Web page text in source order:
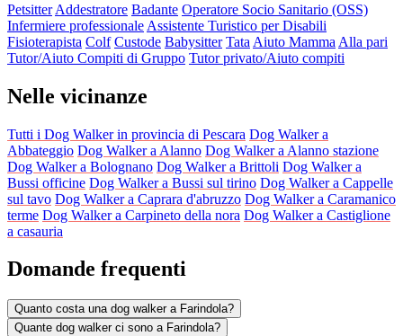
Petsitter Addestratore Badante Operatore Socio Sanitario (OSS)
Infermiere professionale Assistente Turistico per Disabili
Fisioterapista Colf Custode Babysitter Tata Aiuto Mamma Alla pari
Tutor/Aiuto Compiti di Gruppo Tutor privato/Aiuto compiti
Nelle vicinanze
Tutti i Dog Walker in provincia di Pescara Dog Walker a
Abbateggio Dog Walker a Alanno Dog Walker a Alanno stazione
Dog Walker a Bolognano Dog Walker a Brittoli Dog Walker a
Bussi officine Dog Walker a Bussi sul tirino Dog Walker a Cappelle
sul tavo Dog Walker a Caprara d'abruzzo Dog Walker a Caramanico
terme Dog Walker a Carpineto della nora Dog Walker a Castiglione
a casauria
Domande frequenti
Quanto costa una dog walker a Farindola?
Quante dog walker ci sono a Farindola?